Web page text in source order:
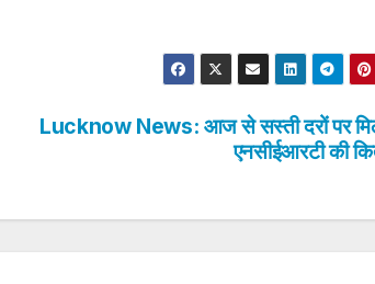
Lucknow News: आज से सस्ती दरों पर
एनसीईआरटी की